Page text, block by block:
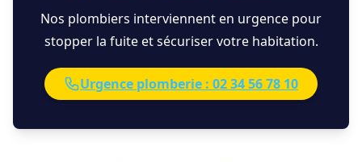
Nos plombiers interviennent en urgence pour
stopper la fuite et sécuriser votre habitation.
Urgence plomberie : 02 34 56 78 10